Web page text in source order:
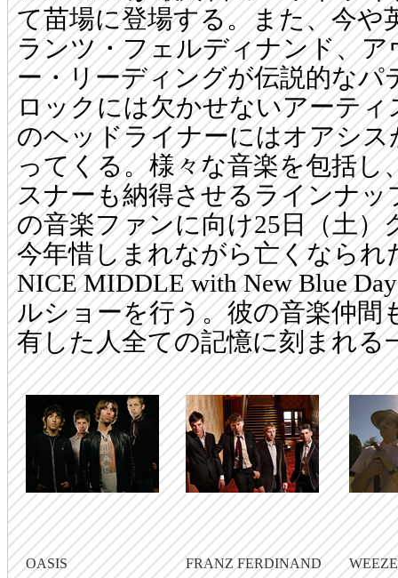
て苗場に登場する。また、今や
ランツ・フェルディナンド、
ー・リーディングが伝説的なパ
ロックには欠かせないアーティ
のヘッドライナーにはオアシス
ってくる。様々な音楽を包括し
スナーも納得させるラインナッ
の音楽ファンに向け25日（土）
今年惜しまれながら亡くなられ
NICE MIDDLE with New Blue
ルショーを行う。彼の音楽仲間
有した人全ての記憶に刻まれる
OASIS FRANZ FERDINAND